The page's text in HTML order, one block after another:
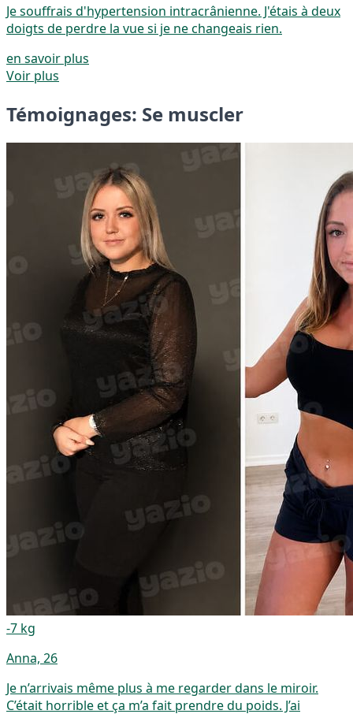
Je souffrais d'hypertension intracrânienne. J'étais à deux
doigts de perdre la vue si je ne changeais rien.
en savoir plus
Voir plus
Témoignages: Se muscler
-7 kg
Anna, 26
Je n’arrivais même plus à me regarder dans le miroir.
C’était horrible et ça m’a fait prendre du poids. J’ai